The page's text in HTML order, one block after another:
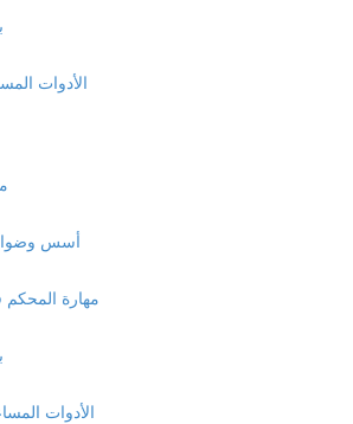
الأدوات
أسس
مهارة المحكم
الأدوات